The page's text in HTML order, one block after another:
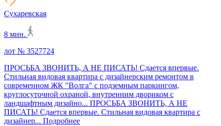
Сухаревская
8 мин.
лот № 3527724
ПРОСЬБА ЗВОНИТЬ, А НЕ ПИСАТЬ! Сдается впервые.
Стильная видовая квартира с дизайнерским ремонтом в
современном ЖК "Волга" с подземным паркингом,
круглосуточной охраной, внутренним двориком с
ландшафтным дизайно... ПРОСЬБА ЗВОНИТЬ, А НЕ
ПИСАТЬ! Сдается впервые. Стильная видовая квартира с
дизайнер... Подробнее